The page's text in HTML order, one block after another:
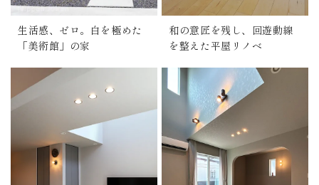
生活感、ゼロ。白を極めた
「美術館」の家
和の意匠を残し、回遊動線
を整えた平屋リノベ